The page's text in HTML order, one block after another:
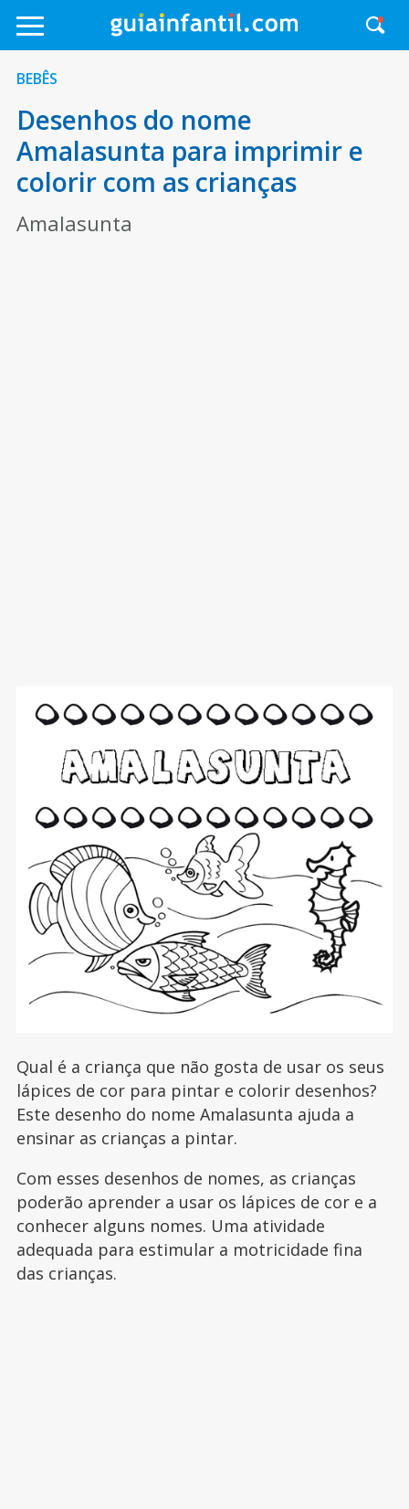
BEBÊS
Desenhos do nome
Amalasunta para imprimir e
colorir com as crianças
Amalasunta
Qual é a criança que não gosta de usar os seus
lápices de cor para pintar e colorir desenhos?
Este desenho do nome Amalasunta ajuda a
ensinar as crianças a pintar.
Com esses desenhos de nomes, as crianças
poderão aprender a usar os lápices de cor e a
conhecer alguns nomes. Uma atividade
adequada para estimular a motricidade fina
das crianças.